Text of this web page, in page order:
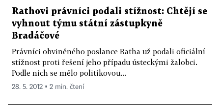
Rathovi právníci podali stížnost: Chtějí se
vyhnout týmu státní zástupkyně
Bradáčové
Právníci obviněného poslance Ratha už podali oficiální
stížnost proti řešení jeho případu ústeckými žalobci.
Podle nich se mělo politikovou...
28. 5. 2012 ▪ 2 min. čtení